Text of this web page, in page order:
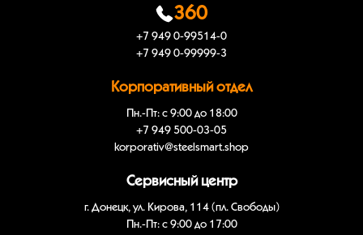
360
+7 949 0-99514-0
+7 949 0-99999-3
Корпоративный отдел
Пн.-Пт: с 9:00 до 18:00
+7 949 500-03-05
korporativ@steelsmart.shop
Сервисный центр
г. Донецк, ул. Кирова, 114 (пл. Свободы)
Пн.-Пт: с 9:00 до 17:00